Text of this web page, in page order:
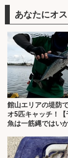
あなたにオ
館山エリアの堤防
オ5匹キャッチ！
魚は一筋縄ではい